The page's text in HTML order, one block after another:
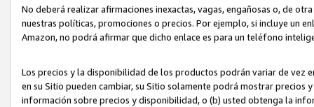
No deberá realizar afirmaciones inexactas, vagas, engañosas o, de
nuestras políticas, promociones o precios. Por ejemplo, si incluye un
Amazon, no podrá afirmar que dicho enlace es para un teléfono
Los precios y la disponibilidad de los productos podrán variar de vez
en su Sitio pueden cambiar, su Sitio solamente podrá mostrar
información sobre precios y disponibilidad, o (b) usted obtenga la